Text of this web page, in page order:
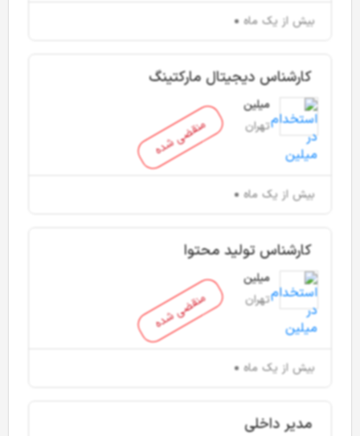
بیش از یک ماه
منقضی شده
کارشناس دیجیتال مارکتینگ
میلین
تهران
بیش از یک ماه
منقضی شده
کارشناس تولید محتوا
میلین
تهران
بیش از یک ماه
مدیر داخلی